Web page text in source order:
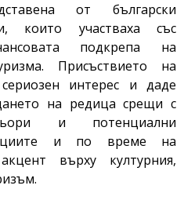
от български
които участваха със
подкрепа на
Присъствието на
интерес и даде
на редица срещи с
и потенциални
и по време на
върху културния,